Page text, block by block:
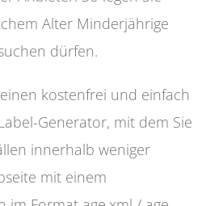
Alter Minderjährige
dürfen.
kostenfrei und einfach
Generator, mit dem Sie
innerhalb weniger
mit einem